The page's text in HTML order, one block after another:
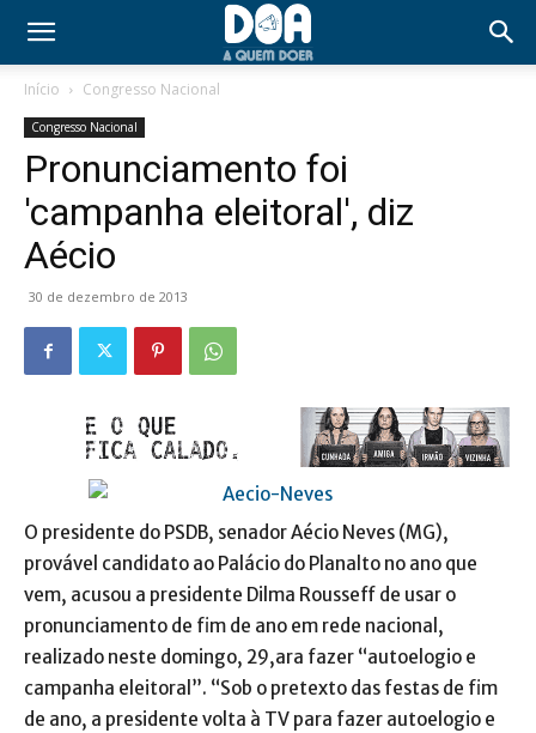
Início Congresso Nacional
Congresso Nacional
Pronunciamento foi
'campanha eleitoral', diz
Aécio
30 de dezembro de 2013
O presidente do PSDB, senador Aécio Neves (MG),
provável candidato ao Palácio do Planalto no ano que
vem, acusou a presidente Dilma Rousseff de usar o
pronunciamento de fim de ano em rede nacional,
realizado neste domingo, 29,ara fazer “autoelogio e
campanha eleitoral”. “Sob o pretexto das festas de fim
de ano, a presidente volta à TV para fazer autoelogio e